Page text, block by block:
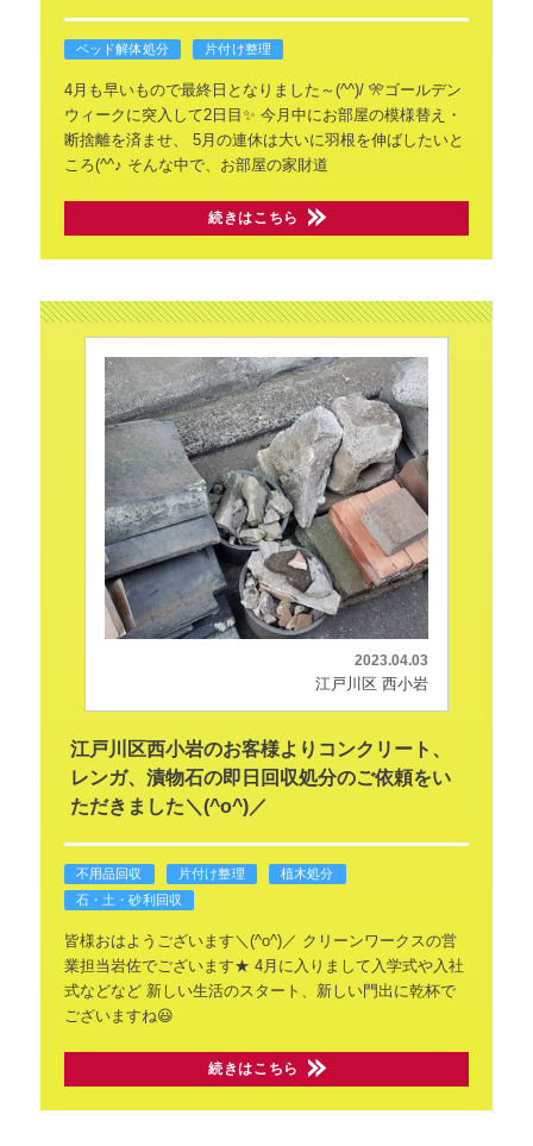
ベッド解体処分 片付け整理
4月も早いもので最終日となりました～(^^)/🎌ゴールデン
ウィークに突入して2日目✨ 今月中にお部屋の模様替え・
断捨離を済ませ、
5月の連休は大いに羽根を伸ばしたいと
ころ(^^♪ そんな中で、お部屋の家財道
続きはこちら
2023.04.03
江戸川区 西小岩
江戸川区西小岩のお客様よりコンクリート、
レンガ、漬物石の即日回収処分のご依頼をい
ただきました＼(^o^)／
不用品回収 片付け整理
植木処分
石・土・砂利回収
皆様おはようございます＼(^o^)／ クリーンワークスの営
業担当岩佐でございます★ 4月に入りまして入学式や入社
式などなど新しい生活のスタート、新しい門出に乾杯で
ございますね😃
続きはこちら